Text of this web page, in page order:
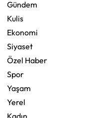
Gündem
Kulis
Ekonomi
Siyaset
Özel Haber
Spor
Yaşam
Yerel
Kadın